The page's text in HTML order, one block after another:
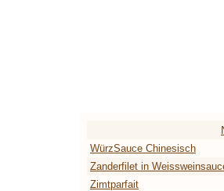
WürzSauce Chinesisch
Zanderfilet in
Zimtparfait